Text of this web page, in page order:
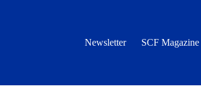
Newsletter SCF Magazine